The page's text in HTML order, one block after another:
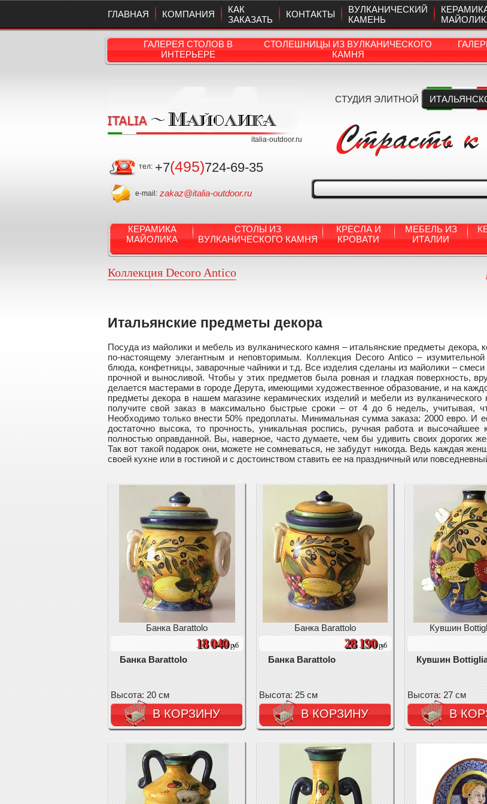
ГЛАВНАЯ КОМПАНИЯ
КАК
ЗАКАЗАТЬ
КОНТАКТЫ
ВУЛКАНИЧЕСКИЙ
КАМЕНЬ
ГАЛЕРЕЯ СТОЛОВ В
ИНТЕРЬЕРЕ
СТОЛЕШНИЦЫ ИЗ ВУЛКАНИЧЕСКОГО
КАМНЯ
italia-outdoor.ru
тел: +7(495)724-69-35
e-mail: zakaz@italia-outdoor.ru
СТУДИЯ ЭЛИТНОЙ
КЕРАМИКА
МАЙОЛИКА
СТОЛЫ ИЗ
ВУЛКАНИЧЕСКОГО КАМНЯ
КРЕСЛА И
КРОВАТИ
МЕБЕЛЬ ИЗ
ИТАЛИИ
Коллекция Decoro Antico
Итальянские предметы декора
Посуда из майолики и мебель из вулканического камня – итальянские предметы декора,
по-настоящему элегантным и неповторимым. Коллекция Decoro Antico –
блюда, конфетницы, заварочные чайники и т.д. Все изделия сделаны из майолики –
прочной и выносливой. Чтобы у этих предметов была ровная и гладкая поверхность,
делается мастерами в городе Дерута, имеющими художественное образование, и на
предметы декора в нашем магазине керамических изделий и мебели из
получите свой заказ в максимально быстрые сроки – от 4 до 6 недель, учитывая,
Необходимо только внести 50% предоплаты. Минимальная сумма заказа: 2000 евро. И
достаточно высока, то прочность, уникальная роспись, ручная работа и
полностью оправданной. Вы, наверное, часто думаете, чем бы удивить своих дорогих
Так вот такой подарок они, можете не сомневаться, не забудут никогда. Ведь каждая
своей кухне или в гостиной и с достоинством ставить ее на праздничный или
Банка Barattolo
18 040руб
Банка Barattolo
Высота: 20 см
В КОРЗИНУ
Банка Barattolo
28 190руб
Банка Barattolo
Высота: 25 см
В КОРЗИНУ
Кувшин
Кувшин
Высота: 27 см
В